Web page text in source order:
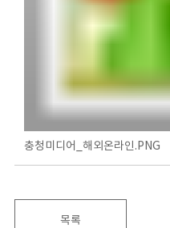
충청미디어_해외온라인.PNG
목록